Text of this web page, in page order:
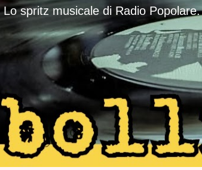
Lo spritz musicale di Radio